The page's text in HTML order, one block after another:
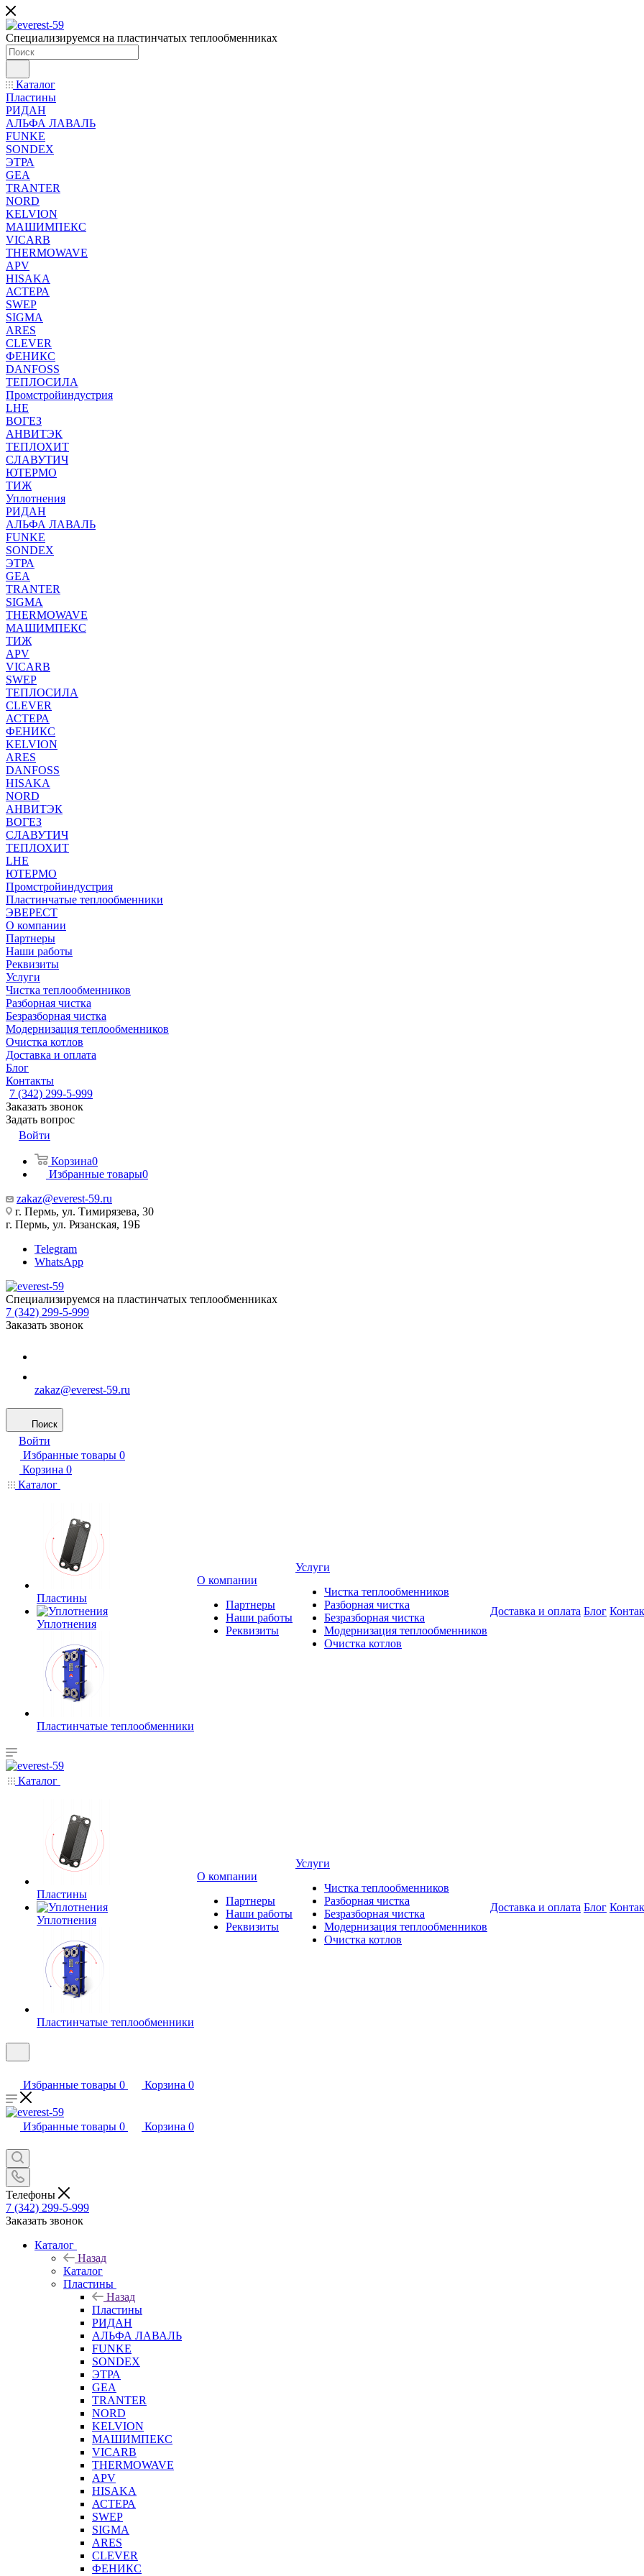
Специализируемся на пластинчатых теплообменниках
Каталог
Пластины
РИДАН
АЛЬФА ЛАВАЛЬ
FUNKE
SONDEX
ЭТРА
GEA
TRANTER
NORD
KELVION
МАШИМПЕКС
VICARB
THERMOWAVE
APV
HISAKA
АСТЕРА
SWEP
SIGMA
ARES
CLEVER
ФЕНИКС
DANFOSS
ТЕПЛОСИЛА
Промстройиндустрия
LHE
ВОГЕЗ
АНВИТЭК
ТЕПЛОХИТ
СЛАВУТИЧ
ЮТЕРМО
ТИЖ
Уплотнения
РИДАН
АЛЬФА ЛАВАЛЬ
FUNKE
SONDEX
ЭТРА
GEA
TRANTER
SIGMA
THERMOWAVE
МАШИМПЕКС
ТИЖ
APV
VICARB
SWEP
ТЕПЛОСИЛА
CLEVER
АСТЕРА
ФЕНИКС
KELVION
ARES
DANFOSS
HISAKA
NORD
АНВИТЭК
ВОГЕЗ
СЛАВУТИЧ
ТЕПЛОХИТ
LHE
ЮТЕРМО
Промстройиндустрия
Пластинчатые теплообменники
ЭВЕРЕСТ
О компании
Партнеры
Наши работы
Реквизиты
Услуги
Чистка теплообменников
Разборная чистка
Безразборная чистка
Модернизация теплообменников
Очистка котлов
Доставка и оплата
Блог
Контакты
7 (342) 299-5-999
Заказать звонок
Задать вопрос
Войти
Корзина0
Избранные товары0
zakaz@everest-59.ru
г. Пермь, ул. Тимирязева, 30
г. Пермь, ул. Рязанская, 19Б
Telegram
WhatsApp
Специализируемся на пластинчатых теплообменниках
7 (342) 299-5-999
Заказать звонок
zakaz@everest-59.ru
Поиск
Войти
Избранные товары 0
Корзина 0
Каталог
Пластины
Уплотнения
Пластинчатые теплообменники
О компании
Партнеры
Наши работы
Реквизиты
Услуги
Чистка теплообменников
Разборная чистка
Безразборная чистка
Модернизация теплообменников
Очистка котлов
Доставка и оплата Блог
Каталог
Пластины
Уплотнения
Пластинчатые теплообменники
О компании
Партнеры
Наши работы
Реквизиты
Услуги
Чистка теплообменников
Разборная чистка
Безразборная чистка
Модернизация теплообменников
Очистка котлов
Доставка и оплата Блог
Избранные товары 0 Корзина 0
Избранные товары 0 Корзина 0
Телефоны
7 (342) 299-5-999
Заказать звонок
Каталог
Назад
Каталог
Пластины
Назад
Пластины
РИДАН
АЛЬФА ЛАВАЛЬ
FUNKE
SONDEX
ЭТРА
GEA
TRANTER
NORD
KELVION
МАШИМПЕКС
VICARB
THERMOWAVE
APV
HISAKA
АСТЕРА
SWEP
SIGMA
ARES
CLEVER
ФЕНИКС